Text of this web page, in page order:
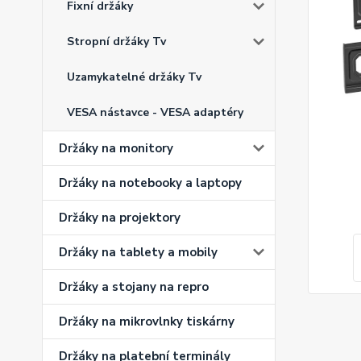
Fixní držáky
Stropní držáky Tv
Uzamykatelné držáky Tv
VESA nástavce - VESA adaptéry
Držáky na monitory
Držáky na notebooky a laptopy
Držáky na projektory
Držáky na tablety a mobily
Držáky a stojany na repro
Držáky na mikrovlnky tiskárny
Držáky na platební terminály